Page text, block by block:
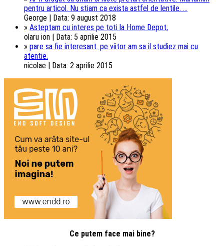
pentru articol. Nu stiam ca exista astfel de lentile. ...
George | Data: 9 august 2018
» Asteptam cu interes pe toti la Home Depot,
olaru ion | Data: 5 aprilie 2015
» pare sa fie interesant. pe viitor am sa il studiez mai cu
atentie.
nicolae | Data: 2 aprilie 2015
Ce putem face mai bine?